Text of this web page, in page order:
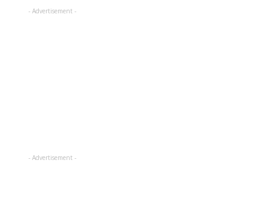
- Advertisement -
- Advertisement -